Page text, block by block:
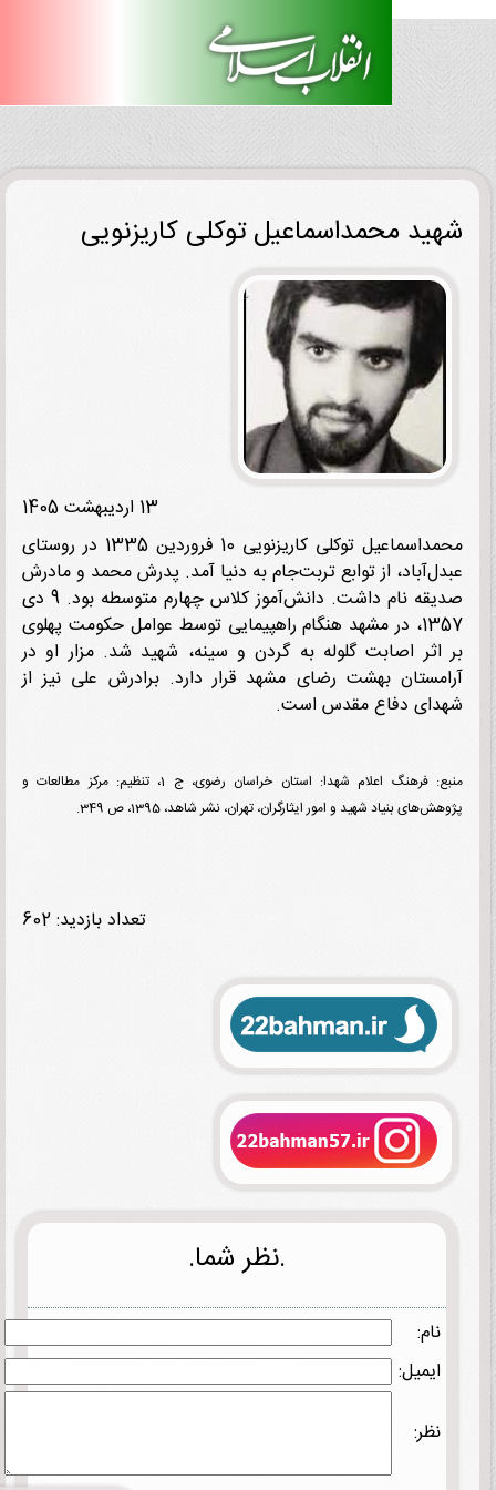
محمداسماعیل توکلی ‌کاریزنویی
محمداسماعیل توکلی کاریزنویی 10 فروردین 1335 در روستای
از توابع تربت‌جام به دنیا آمد. پدرش محمد و مادرش
صدیقه نام داشت. دانش‌آموز کلاس چهارم متوسطه بود. 9 دی
1357، در مشهد هنگام راهپیمایی توسط عوامل حکومت پهلوی
اصابت گلوله به گردن و سینه، شهید شد. مزار او در
بهشت رضای مشهد قرار دارد. برادرش علی نیز از
دفاع مقدس است.
منبع: فرهنگ اعلام شهدا: استان خراسان رضوی، ج 1، تنظیم: مرکز مطالعات و
بنیاد شهید و امور ایثارگران، تهران، نشر شاهد، 1395، ص 349.
تعداد بازدید: 602
.نظر شما.